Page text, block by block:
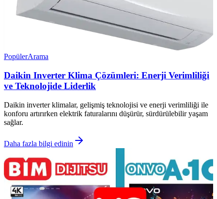
PopülerArama
Daikin Inverter Klima Çözümleri: Enerji Verimliliği
ve Teknolojide Liderlik
Daikin inverter klimalar, gelişmiş teknolojisi ve enerji verimliliği ile
konforu artırırken elektrik faturalarını düşürür, sürdürülebilir yaşam
sağlar.
Daha fazla bilgi edinin